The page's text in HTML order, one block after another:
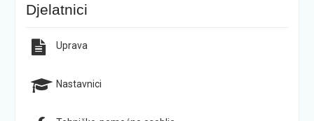
Popis udžbenika za školsku godinu 2026./2027.
godini 2025./2026.
Natječaj za upis u 1. razred Katoličke gimnazije s
pravom javnosti
Djelatnici
Uprava
Nastavnici